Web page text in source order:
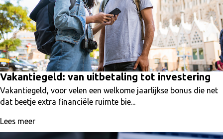
Vakantiegeld: van uitbetaling tot investering
Vakantiegeld, voor velen een welkome jaarlijkse bonus die net
dat beetje extra financiële ruimte bie...
Lees meer